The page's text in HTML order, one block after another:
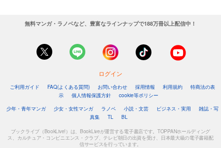
無料マンガ・ラノベなど、豊富なラインナップで188万冊以上配信中！
ログイン
ご利用ガイド FAQ(よくある質問) お問い合わせ 採用情報 利用規約
特商法の表
示
個人情報保護方針
cookie等ポリシー
少年・青年マンガ
少女・女性マンガ ラノベ 小説・文芸 ビジネス・実用
雑誌・写
真集
TL BL
ブックライブ（BookLive!）は、BookLiveが運営する電子書店です。TOPPANホールディング
ス、カルチュア・コンビニエンス・クラブ、テレビ朝日の出資を受け、日本最大級の電子書籍配
信サービスを行っています。